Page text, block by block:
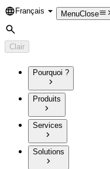
Language
Français MenuClose
Rechercher
Clair
Pourquoi ?
Produits
Services
Solutions